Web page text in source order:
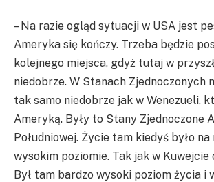
– Na razie ogląd sytuacji w USA jest
Ameryka się kończy. Trzeba będzie
kolejnego miejsca, gdyż tutaj w
niedobrze. W Stanach Zjednoczonych
tak samo niedobrze jak w Wenezueli,
Ameryką. Były to Stany Zjednoczone
Południowej. Życie tam kiedyś było
wysokim poziomie. Tak jak w Kuwejcie
Był tam bardzo wysoki poziom życia i